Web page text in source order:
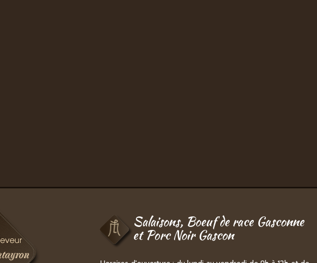
Salaisons, Boeuf de race Gasconne
et Porc Noir Gascon